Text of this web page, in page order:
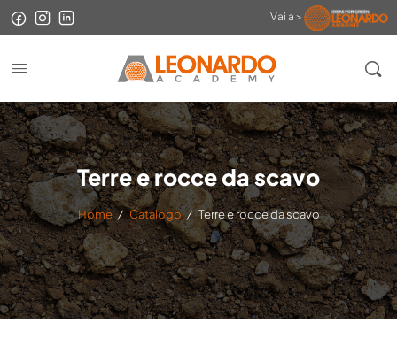
Vai a >
Terre e rocce da scavo
Home / Catalogo / Terre e rocce da scavo